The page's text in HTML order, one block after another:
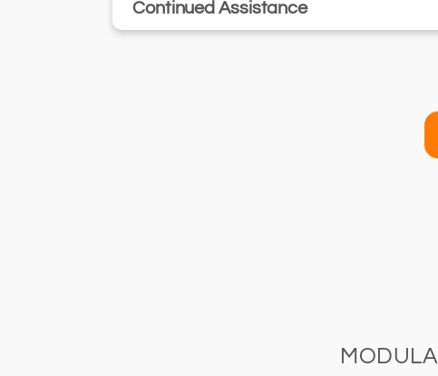
Continued Assistance